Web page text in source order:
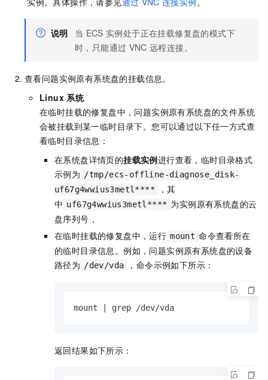
说明 当 ECS 实例处于正在挂载修复盘的模式下
时，只能通过 VNC 远程连接。
查看问题实例原有系统盘的挂载信息。
Linux 系统
在临时挂载的修复盘中，问题实例原有系统盘的文件系统
会被挂载到某一临时目录下。您可以通过以下任一方式查
看临时目录信息：
在系统盘详情页的挂载实例进行查看，临时目录格式
示例为 /tmp/ecs-offline-diagnose_disk-
uf67g4wwius3metl****
，其
中 uf67g4wwius3metl**** 为实例原有系统盘的云
盘序列号，
在临时挂载的修复盘中，运行 mount 命令查看所在
的临时目录信息。例如，问题实例原有系统盘的设备
路径为 /dev/vda ，命令示例如下所示：
mount | grep /dev/vda
返回结果如下所示：